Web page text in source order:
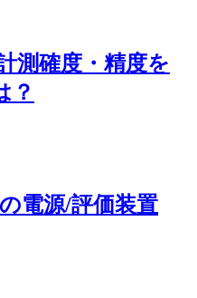
測確度・精度を
？
電源/評価装置